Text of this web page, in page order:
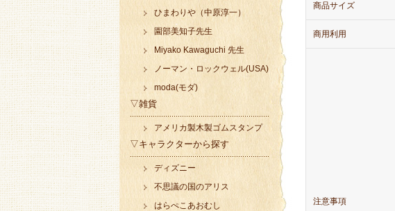
商品サイズ
商用利用
注意事項
ひまわりや（中原淳一）
園部美知子先生
Miyako Kawaguchi 先生
ノーマン・ロックウェル(USA)
moda(モダ)
▽雑貨
アメリカ製木製ゴムスタンプ
▽キャラクターから探す
ディズニー
不思議の国のアリス
はらぺこあおむし